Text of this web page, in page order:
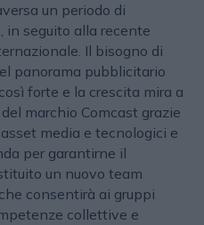
un periodo di
seguito alla recente
Il bisogno di
panorama pubblicitario
forte e la crescita mira a
marchio Comcast grazie
media e tecnologici e
per garantirne il
un nuovo team
consentirà ai gruppi
collettive e